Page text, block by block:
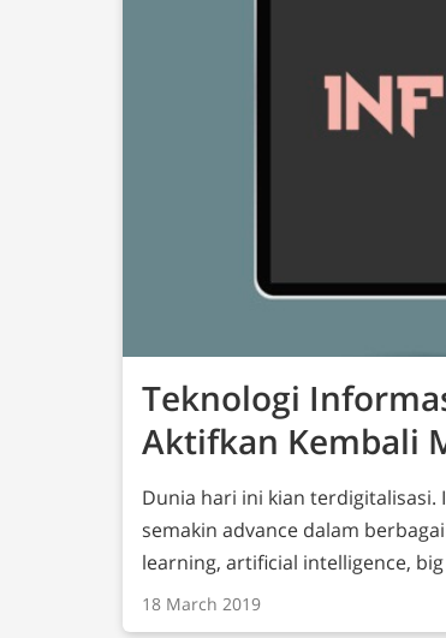
Teknologi
Aktifkan Kembali
Dunia hari ini kian
semakin advance dalam
learning, artificial intelligence,
kerap kita dengar sehari-hari. Hal ini segera disadari oleh Pemerintah perlunya
mempersiapkan Sumber Daya
18 March 2019